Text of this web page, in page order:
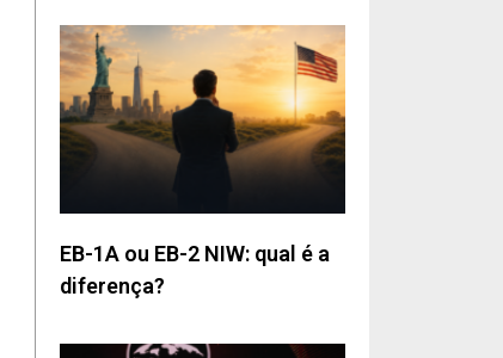
EB-1A ou EB-2 NIW: qual é a
diferença?